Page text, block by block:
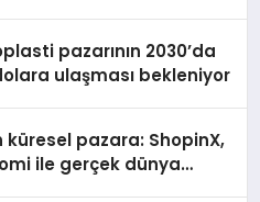
pazarının 2030’da
ulaşması bekleniyor
küresel pazara: ShopinX,
ile gerçek dünya